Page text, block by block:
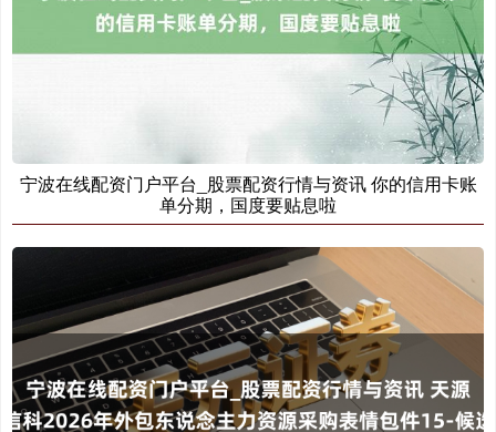
宁波在线配资门户平台_股票配资行情与资讯 你的信用卡账
单分期，国度要贴息啦